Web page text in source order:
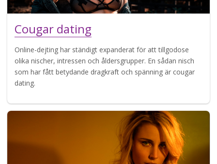
Cougar dating
Online-dejting har ständigt expanderat för att tillgodose
olika nischer, intressen och åldersgrupper. En sådan nisch
som har fått betydande dragkraft och spänning är cougar
dating.